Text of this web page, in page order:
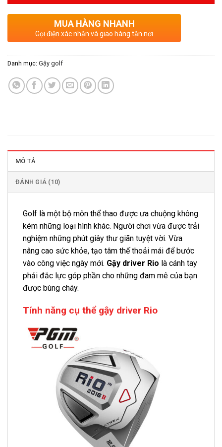
MUA HÀNG NHANH
Gọi điện xác nhận và giao hàng tận nơi
Danh mục: Gậy golf
MÔ TẢ
ĐÁNH GIÁ (10)
Golf là một bộ môn thể thao được ưa chuộng không
kém những loại hình khác. Người chơi vừa được trải
nghiệm những phút giây thư giãn tuyệt vời. Vừa
nâng cao sức khỏe, tạo tâm thế thoải mái để bước
vào công việc ngày mới. Gậy driver Rio là cánh tay
phải đắc lực góp phần cho những đam mê của bạn
được bùng cháy.
Tính năng cụ thể gậy driver Rio